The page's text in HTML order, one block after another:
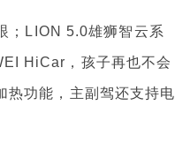
；LION 5.0雄狮智云系
HiCar，孩子再也不会
热功能，主副驾还支持电